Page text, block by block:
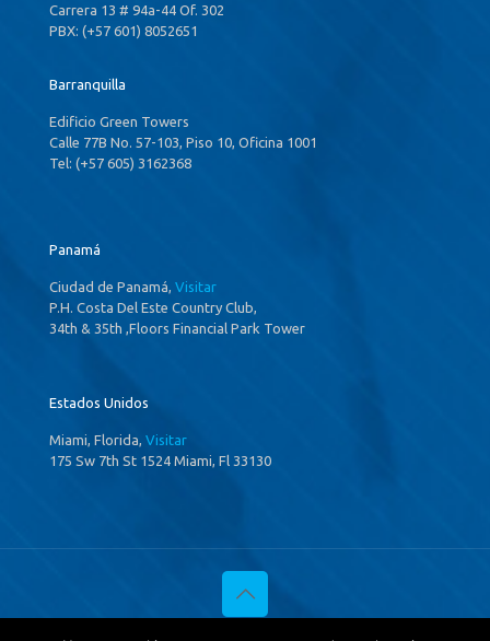
Carrera 13 # 94a-44 Of. 302
PBX: (+57 601) 8052651
Barranquilla
Edificio Green Towers
Calle 77B No. 57-103, Piso 10, Oficina 1001
Tel: (+57 605) 3162368
Panamá
Ciudad de Panamá, Visitar
P.H. Costa Del Este Country Club,
34th & 35th ,Floors Financial Park Tower
Estados Unidos
Miami, Florida, Visitar
175 Sw 7th St 1524 Miami, Fl 33130
© 2020 Investigaciones Estratégicas & Asociados. All Rights